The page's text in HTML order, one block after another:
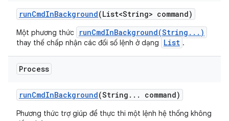
runCmdInBackground(List<String> command)
Một phương thức runCmdInBackground(String...)
thay thế chấp nhận các đối số lệnh ở dạng List .
Process
runCmdInBackground(String . . . command)
Phương thức trợ giúp để thực thi một lệnh hệ thống không